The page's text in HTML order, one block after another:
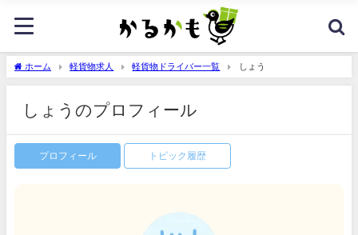
ホーム 軽貨物求人 軽貨物ドライバー一覧 しょう
しょうのプロフィール
プロフィール トピック履歴